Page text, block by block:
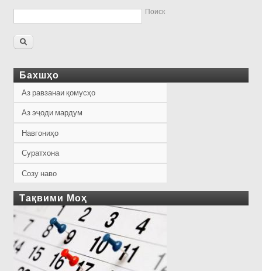
Поиск
Бахшҳо
Аз равзанаи қомусҳо
Аз эҷоди мардум
Навгониҳо
Суратхона
Созу наво
Тақвими Моҳ